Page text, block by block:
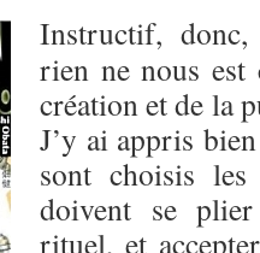
Instructif, donc,
rien ne nous est
création et de la
J’y ai appris
sont choisis
doivent se
rituel, et